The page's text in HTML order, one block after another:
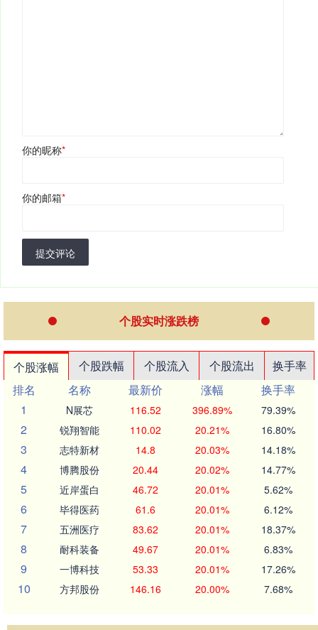
你的昵称*
你的邮箱*
提交评论
个股实时涨跌榜
个股涨幅 个股跌幅 个股流入 个股流出
换手率
排名
名称 最新价 涨幅
换手率
1
N展芯 116.52 396.89% 79.39%
2 锐翔智能 110.02 20.21% 16.80%
3 志特新材 14.8 20.03% 14.18%
4 博腾股份 20.44 20.02% 14.77%
5 近岸蛋白 46.72 20.01% 5.62%
6 毕得医药 61.6 20.01% 6.12%
7 五洲医疗 83.62 20.01% 18.37%
8 耐科装备 49.67 20.01% 6.83%
9 一博科技 53.33 20.01% 17.26%
10 方邦股份 146.16 20.00% 7.68%